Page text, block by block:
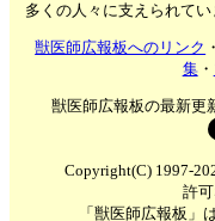
多くの人々に支えられてい
獣医師広報板へのリンク
集・
獣医師広報板の最新更
Copyright(C) 1997-
許
「獣医師広報板」